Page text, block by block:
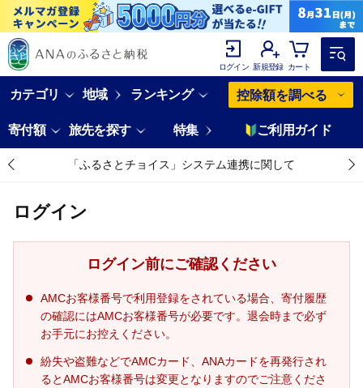
ログイン 新規登録 カート
カテゴリ 地域 ランキング 控除額を調べる
寄付額 旅先を探す 特集 ご利用ガイド
「ふるさとチョイス」システム連携に関して
ログイン
ログイン前にご確認ください
AMCお客様番号で利用登録をされている場合、寄付履歴
の確認にはAMCお客様番号が必要です。退会時まで必ず
お手元にお控えください。
紛失や盗難などでAMCカード、ANAカードを再発行され
るとAMCお客様番号は変更となりますのでご注意くださ